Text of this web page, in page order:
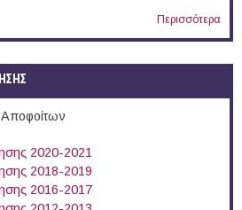
Περισσότερα
2020-2021
2018-2019
2016-2017